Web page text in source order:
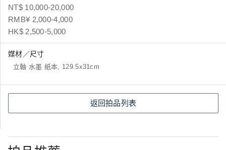
NT$ 10,000-20,000
RMB¥ 2,000-4,000
HK$ 2,500-5,000
媒材／尺寸
立軸 水墨 紙本, 129.5x31cm
返回拍品列表